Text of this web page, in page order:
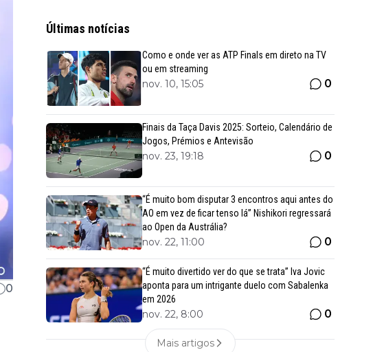
0
Últimas notícias
Como e onde ver as ATP Finals em direto na TV
ou em streaming
nov. 10, 15:05 0
Finais da Taça Davis 2025: Sorteio, Calendário de
Jogos, Prémios e Antevisão
nov. 23, 19:18 0
“É muito bom disputar 3 encontros aqui antes do
AO em vez de ficar tenso lá” Nishikori regressará
ao Open da Austrália?
nov. 22, 11:00 0
“É muito divertido ver do que se trata” Iva Jovic
aponta para um intrigante duelo com Sabalenka
em 2026
nov. 22, 8:00 0
Mais artigos